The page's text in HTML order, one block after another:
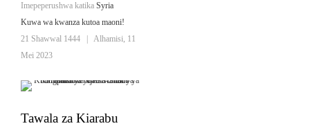
Imepeperushwa katika Syria
Kuwa wa kwanza kutoa maoni!
21 Shawwal 1444
Alhamisi, 11
Mei 2023
Tawala za Kiarabu